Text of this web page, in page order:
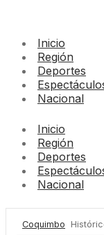
Inicio
Región
Deportes
Nacional
Inicio
Región
Deportes
Nacional
Coquimbo Histórico